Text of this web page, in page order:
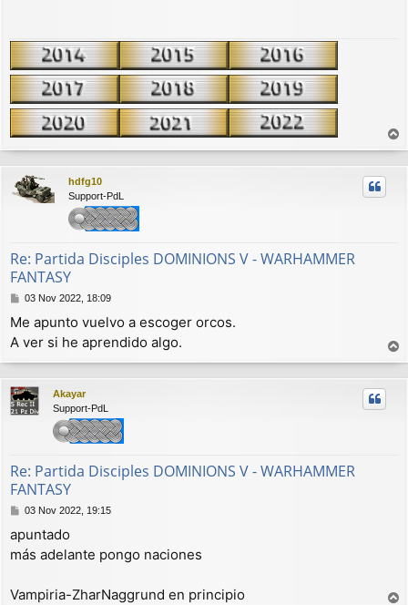
e
r
r
hdfg10
Support-PdL
Re: Partida Disciples DOMINIONS V - WARHAMMER
FANTASY
M
n
s
e
03 Nov 2022, 18:09
Me apunto vuelvo a escoger orcos.
A ver si he aprendido algo.
r
r
Akayar
Support-PdL
Re: Partida Disciples DOMINIONS V - WARHAMMER
FANTASY
M
n
s
e
03 Nov 2022, 19:15
apuntado
más adelante pongo naciones
Vampiria-ZharNaggrund en principio